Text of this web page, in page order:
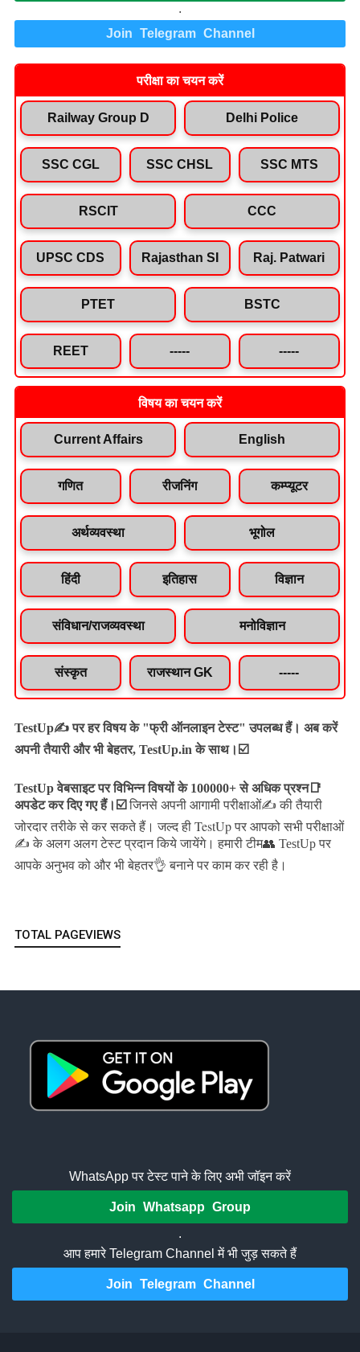
.
Join Telegram Channel
परीक्षा का चयन करें
Railway Group D Delhi Police
SSC CGL SSC CHSL SSC MTS
RSCIT CCC
UPSC CDS Rajasthan SI Raj. Patwari
PTET BSTC
REET ----- -----
विषय का चयन करें
Current Affairs English
गणित रीजनिंग कम्प्यूटर
अर्थव्यवस्था भूगोल
हिंदी इतिहास विज्ञान
संविधान/राजव्यवस्था मनोविज्ञान
संस्कृत राजस्थान GK -----
TestUp✍️ पर हर विषय के "फ्री ऑनलाइन टेस्ट" उपलब्ध हैं। अब करें
अपनी तैयारी और भी बेहतर, TestUp.in के साथ।☑️
TestUp वेबसाइट पर विभिन्न विषयों के 100000+ से अधिक प्रश्न📑
अपडेट कर दिए गए हैं। ☑️ जिनसे अपनी आगामी परीक्षाओं✍️ की तैयारी
जोरदार तरीके से कर सकते हैं।जल्द ही TestUp पर आपको सभी परीक्षाओं
✍️ के अलग अलग टेस्ट प्रदान किये जायेंगे। हमारी टीम👥 TestUp पर
आपके अनुभव को और भी बेहतर👌 बनाने पर काम कर रही है।
TOTAL PAGEVIEWS
WhatsApp पर टेस्ट पाने के लिए अभी जॉइन करें
Join Whatsapp Group
.
आप हमारे Telegram Channel में भी जुड़ सकते हैं
Join Telegram Channel